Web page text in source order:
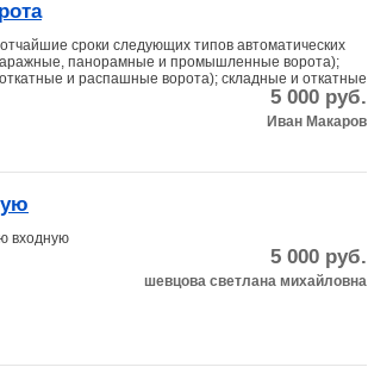
сроки следующих типов автоматических
панорамные и промышленные ворота);
и распашные ворота); складные и откатные
5 000 руб.
Иван Макаров
входную
5 000 руб.
шевцова светлана михайловна